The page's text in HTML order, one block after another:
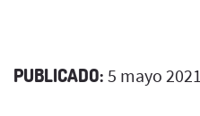
PUBLICADO: 5 mayo 2021